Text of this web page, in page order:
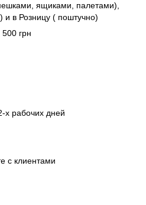
ящиками, палетами),
и в Розницу ( поштучно)
грн
х рабочих дней
с клиентами